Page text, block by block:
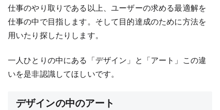
仕事のやり取りである以上、ユーザーの求める最適解を
仕事の中で目指します。そして目的達成のために方法を
用いたり探したりします。
一人ひとりの中にある「デザイン」と「アート」この違
いを是非認識してほしいです。
デザインの中のアート